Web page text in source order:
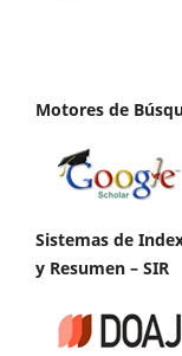
Motores de
Sistemas de
y Resumen – SIR